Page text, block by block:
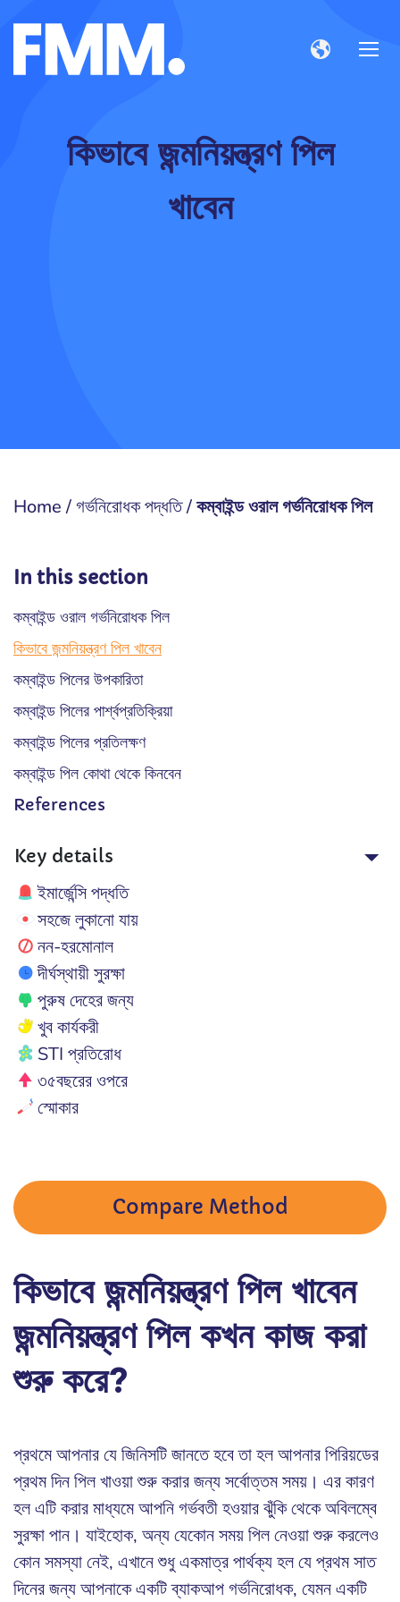
কিভাবে জন্মনিয়ন্ত্রণ পিল
খাবেন
Home/ গর্ভনিরোধক পদ্ধতি/কম্বাইন্ড ওরাল গর্ভনিরোধক পিল
In this section
কম্বাইন্ড ওরাল গর্ভনিরোধক পিল
কিভাবে জন্মনিয়ন্ত্রণ পিল খাবেন
কম্বাইন্ড পিলের উপকারিতা
কম্বাইন্ড পিলের পার্শ্বপ্রতিক্রিয়া
কম্বাইন্ড পিলের প্রতিলক্ষণ
কম্বাইন্ড পিল কোথা থেকে কিনবেন
References
Key details
ইমার্জেন্সি পদ্ধতি
সহজে লুকানো যায়
নন-হরমোনাল
দীর্ঘস্থায়ী সুরক্ষা
পুরুষ দেহের জন্য
খুব কার্যকরী
STI প্রতিরোধ
৩৫বছরের ওপরে
স্মোকার
Compare Method
কিভাবে জন্মনিয়ন্ত্রণ পিল খাবেন
জন্মনিয়ন্ত্রণ পিল কখন কাজ করা
শুরু করে?
প্রথমে আপনার যে জিনিসটি জানতে হবে তা হল আপনার পিরিয়ডের
প্রথম দিন পিল খাওয়া শুরু করার জন্য সর্বোত্তম সময়। এর কারণ
হল এটি করার মাধ্যমে আপনি গর্ভবতী হওয়ার ঝুঁকি থেকে অবিলম্বে
সুরক্ষা পান। যাইহোক, অন্য যেকোন সময় পিল নেওয়া শুরু করলেও
কোন সমস্যা নেই, এখানে শুধু একমাত্র পার্থক্য হল যে প্রথম সাত
দিনের জন্য আপনাকে একটি ব্যাকআপ গর্ভনিরোধক, যেমন একটি